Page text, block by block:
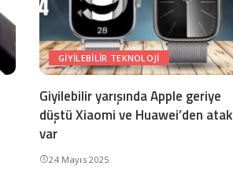
GIYILEBILIR TEKNOLOJI
Giyilebilir yarışında Apple geriye
düştü Xiaomi ve Huawei’den atak
var
24 Mayıs 2025